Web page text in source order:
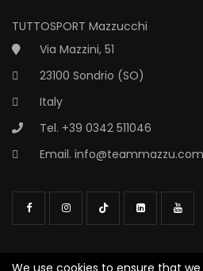
TUTTOSPORT Mazzucchi
Via Mazzini, 51
23100 Sondrio (SO)
Italy
Tel. +39 0342 511046
Email. info@teammazzu.com
We use cookies to ensure that